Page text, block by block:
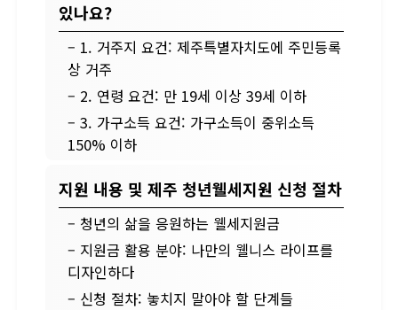
있나요?
– 1. 거주지 요건: 제주특별자치도에 주민등록
상 거주
– 2. 연령 요건: 만 19세 이상 39세 이하
– 3. 가구소득 요건: 가구소득이 중위소득
150% 이하
지원 내용 및 제주 청년웰세지원 신청 절차
– 청년의 삶을 응원하는 웰세지원금
– 지원금 활용 분야: 나만의 웰니스 라이프를
디자인하다
– 신청 절차: 놓치지 말아야 할 단계들